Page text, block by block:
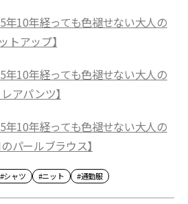
年10年経っても色褪せない大人の
トアップ】
年10年経っても色褪せない大人の
アパンツ】
年10年経っても色褪せない大人の
のパールブラウス】
#シャツ #ニット #通勤服